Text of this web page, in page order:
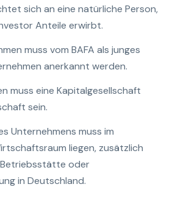
sich an eine natürliche Person,
Anteile erwirbt.
muss vom BAFA als junges
anerkannt werden.
muss eine Kapitalgesellschaft
sein.
Unternehmens muss im
liegen, zusätzlich
oder
in Deutschland.